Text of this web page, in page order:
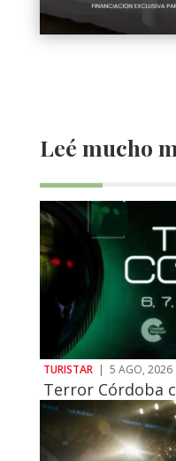
Leé mucho
TURISTAR | 5 AGO, 2026
Terror Córdoba